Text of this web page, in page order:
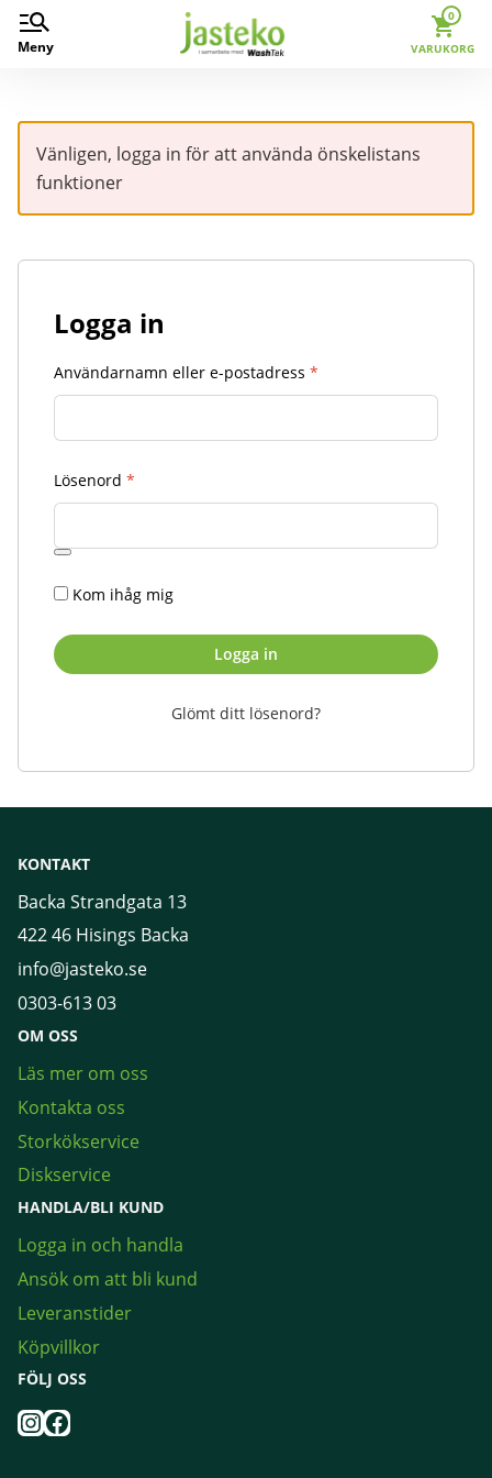
Meny
0
VARUKORG
Vänligen, logga in för att använda önskelistans
funktioner
Logga in
Användarnamn eller e-postadress *
Lösenord *
Kom ihåg mig
Logga in
Glömt ditt lösenord?
KONTAKT
Backa Strandgata 13
422 46 Hisings Backa
info@jasteko.se
0303-613 03
OM OSS
Läs mer om oss
Kontakta oss
Storkökservice
Diskservice
HANDLA/BLI KUND
Logga in och handla
Ansök om att bli kund
Leveranstider
Köpvillkor
FÖLJ OSS
Instagram
Facebook